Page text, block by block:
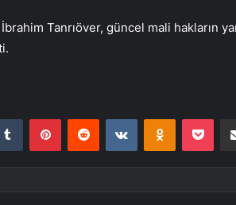
Tanrıöver, güncel mali hakların
Tumblr PinterestReddit VKontakteOdnoklassniki